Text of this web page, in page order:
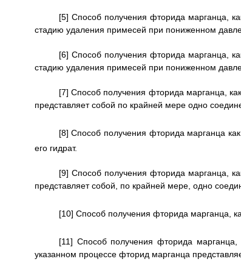
[5] Способ получения фторида марганца,
стадию удаления примесей при пониженном
[6] Способ получения фторида марганца,
стадию удаления примесей при пониженном
[7] Способ получения фторида марганца,
представляет собой по крайней мере одно
[8] Способ получения фторида марганца
его гидрат.
[9] Способ получения фторида марганца,
представляет собой, по крайней мере, одно
[10] Способ получения фторида марганца,
[11] Способ получения фторида
указанном процессе фторид марганца